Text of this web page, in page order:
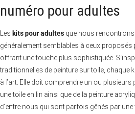
numéro pour adultes
Les kits pour adultes que nous
généralement semblables à ceux proposés
offrant une touche plus sophistiquée.
traditionnelles de peinture sur toile, chaque
à l’art. Elle doit comprendre un ou plusieurs
une toile en lin ainsi que de la peinture
d’entre nous qui sont parfois gênés par